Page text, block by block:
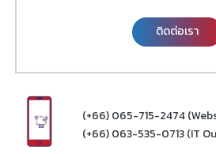
ติดต่อเรา
(+66) 065-715-2474
(+66) 063-535-0713 (IT